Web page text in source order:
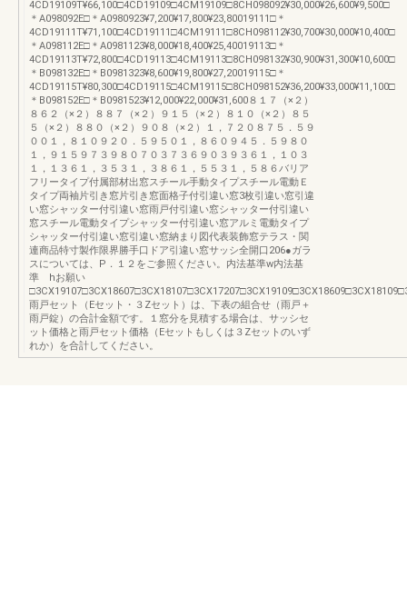
4CD19109T¥66,100□4CD19109□4CM19109□8CH098092¥30,000¥26,600¥9,500□
＊A098092E□＊A0980923¥7,200¥17,800¥23,80019111□＊
4CD19111T¥71,100□4CD19111□4CM19111□8CH098112¥30,700¥30,000¥10,400□
＊A098112E□＊A0981123¥8,000¥18,400¥25,40019113□＊
4CD19113T¥72,800□4CD19113□4CM19113□8CH098132¥30,900¥31,300¥10,600□
＊B098132E□＊B0981323¥8,600¥19,800¥27,20019115□＊
4CD19115T¥80,300□4CD19115□4CM19115□8CH098152¥36,200¥33,000¥11,100□
＊B098152E□＊B0981523¥12,000¥22,000¥31,600８１７（×２）
８６２（×２）８８７（×２）９１５（×２）８１０（×２）８５
５（×２）８８０（×２）９０８（×２）１，７２０８７５．５９
００１，８１０９２０．５９５０１，８６０９４５．５９８０
１，９１５９７３９８０７０３７３６９０３９３６１，１０３
１，１３６１，３５３１，３８６１，５５３１，５８６バリア
フリータイプ付属部材出窓スチール手動タイプスチール電動Ｅ
タイプ両袖片引き窓片引き窓面格子付引違い窓3枚引違い窓引違
い窓シャッター付引違い窓雨戸付引違い窓シャッター付引違い
窓スチール電動タイプシャッター付引違い窓アルミ電動タイプ
シャッター付引違い窓引違い窓納まり図代表装飾窓テラス・関
連商品特寸製作限界勝手口ドア引違い窓サッシ全開口206●ガラ
スについては、P．１２をご参照ください。内法基準w内法基
準 hお願い
雨戸セット（Eセット・３Zセット）は、下表の組合せ（雨戸＋
雨戸錠）の合計金額です。１窓分を見積する場合は、サッシセ
ット価格と雨戸セット価格（Eセットもしくは３Zセットのいず
れか）を合計してください。